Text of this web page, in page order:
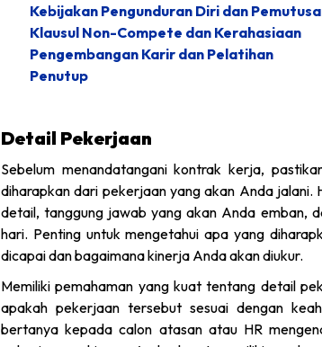
Kebijakan Pengunduran Diri dan
Klausul Non-Compete dan Kerahasiaan
Pengembangan Karir dan Pelatihan
Penutup
Detail Pekerjaan
Sebelum menandatangani kontrak kerja,
diharapkan dari pekerjaan yang akan Anda jalani.
detail, tanggung jawab yang akan Anda emban,
hari. Penting untuk mengetahui apa yang
dicapai dan bagaimana kinerja Anda akan diukur.
Memiliki pemahaman yang kuat tentang detail
apakah pekerjaan tersebut sesuai dengan
bertanya kepada calon atasan atau HR